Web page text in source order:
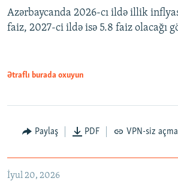
Auto
Azərbaycanda 2026-cı ildə illik
faiz, 2027-ci ildə isə 5.8 faiz olacağı
Ətraflı burada oxuyun
Paylaş PDF VPN-siz
İyul 20, 2026